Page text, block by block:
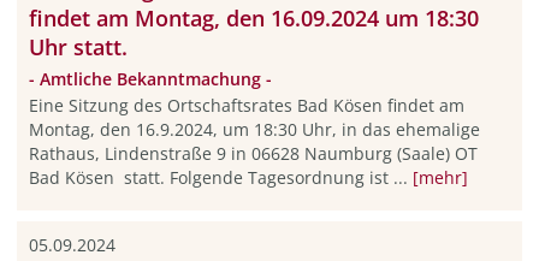
findet am Montag, den 16.09.2024 um 18:30
Uhr statt.
- Amtliche Bekanntmachung -
Eine Sitzung des Ortschaftsrates Bad Kösen findet am
Montag, den 16.9.2024, um 18:30 Uhr, in das ehemalige
Rathaus, Lindenstraße 9 in 06628 Naumburg (Saale) OT
Bad Kösen statt. Folgende Tagesordnung ist ... [mehr]
05.09.2024